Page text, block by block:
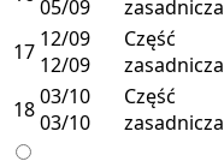
05/09
zasadnicza
17 12/09
12/09
Część
zasadnicza
1803/10
03/10
Część
zasadnicza